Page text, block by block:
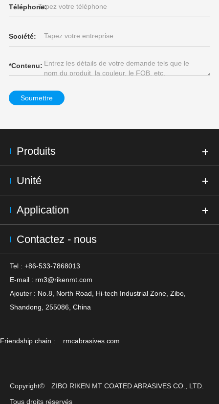
Téléphone:
Société:
*Contenu:
Soumettre
Produits
Unité
Application
Contactez - nous
Tel : +86-533-7868013
E-mail : rm3@rikenmt.com
Ajouter : No.8, North Road, Hi-tech Industrial Zone, Zibo,
Shandong, 255086, China
Friendship chain : rmcabrasives.com
Copyright©
ZIBO RIKEN MT COATED ABRASIVES CO., LTD.
Tous droits réservés